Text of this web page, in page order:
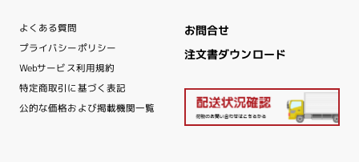
よくある質問
プライバシーポリシー
Webサービス利用規約
特定商取引に基づく表記
公的な価格および掲載機関一覧
お問合せ
注文書ダウンロード